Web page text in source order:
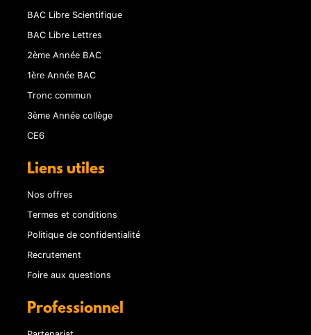
BAC Libre Scientifique
BAC Libre Lettres
2ème Année BAC
1ère Année BAC
Tronc commun
3ème Année collège
CE6
Liens utiles
Nos offres
Termes et conditions
Politique de confidentialité
Recrutement
Foire aux questions
Professionnel